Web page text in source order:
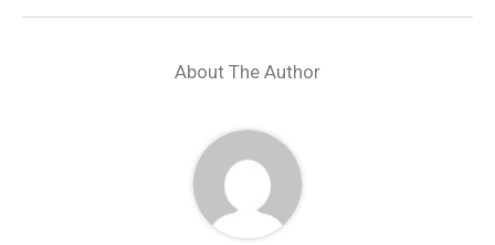
About The Author